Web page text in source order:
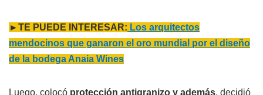
►TE PUEDE INTERESAR: Los arquitectos
mendocinos que ganaron el oro mundial por el diseño
de la bodega Anaia Wines
Luego, colocó protección antigranizo y además, decidió